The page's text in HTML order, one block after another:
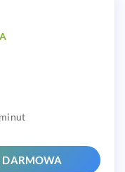
Zarezerwuj lekcję próbną: DARMOWA